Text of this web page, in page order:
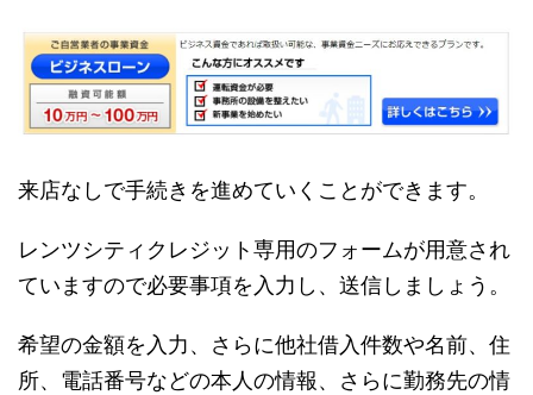
来店なしで手続きを進めていくことができます。
レンツシティクレジット専用のフォームが用意され
ていますので必要事項を入力し、送信しましょう。
希望の金額を入力、さらに他社借入件数や名前、住
所、電話番号などの本人の情報、さらに勤務先の情